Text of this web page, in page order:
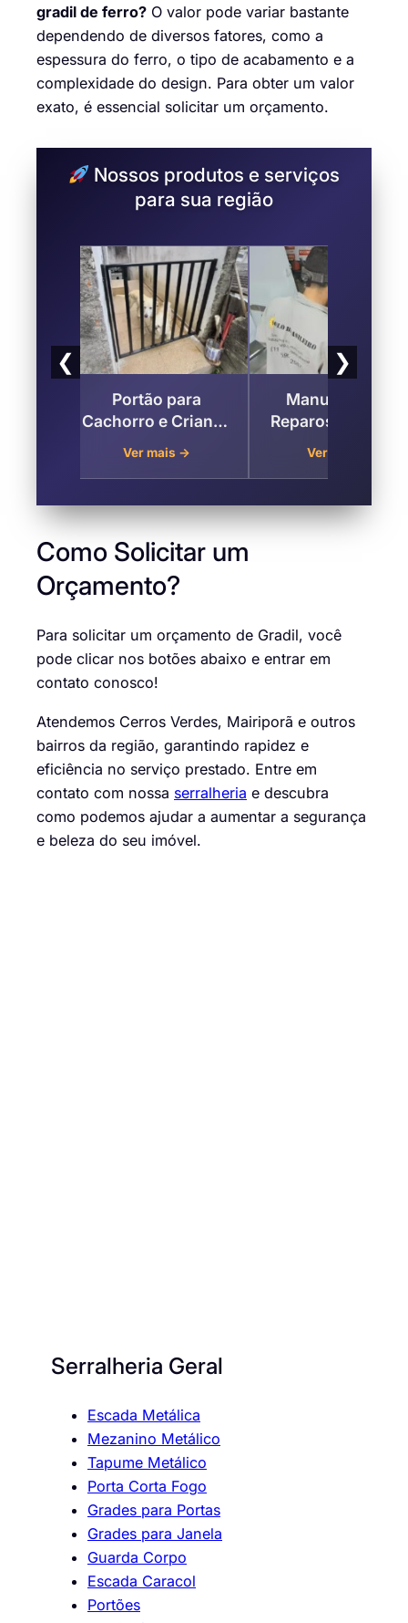
gradil de ferro? O valor pode variar bastante
dependendo de diversos fatores, como a
espessura do ferro, o tipo de acabamento e a
complexidade do design. Para obter um valor
exato, é essencial solicitar um orçamento.
Nossos produtos e serviços
para sua região
❮
Portão para
Cachorro e Criança
nos Cerros Verdes,
Ver mais →
Manutenção e
Reparos de
Ver mais →
❯
Como Solicitar um
Orçamento?
Para solicitar um orçamento de Gradil, você
pode clicar nos botões abaixo e entrar em
contato conosco!
Atendemos Cerros Verdes, Mairiporã e outros
bairros da região, garantindo rapidez e
eficiência no serviço prestado. Entre em
contato com nossa serralheria e descubra
como podemos ajudar a aumentar a segurança
e beleza do seu imóvel.
Serralheria Geral
Escada Metálica
Mezanino Metálico
Tapume Metálico
Porta Corta Fogo
Grades para Portas
Grades para Janela
Guarda Corpo
Escada Caracol
Portões